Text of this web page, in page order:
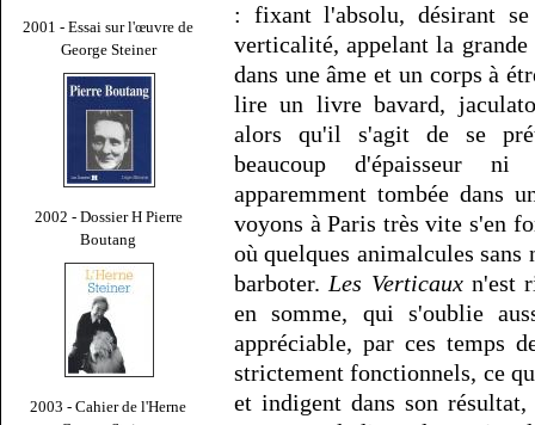
2001 - Essai sur l'œuvre de
George Steiner
2002 - Dossier H Pierre
Boutang
2003 - Cahier de l'Herne
: fixant l'absolu, désirant
verticalité, appelant la
dans une âme et un corps à
lire un livre bavard,
alors qu'il s'agit de se
beaucoup d'épaisseur
apparemment tombée dans
voyons à Paris très vite s'en
où quelques animalcules
barboter. Les Verticauxn'est
en somme, qui s'oublie
appréciable, par ces temps
strictement fonctionnels, ce
et indigent dans son